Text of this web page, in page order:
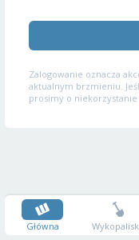
Zalogowanie oznacza
aktualnym brzmieniu.
prosimy o niekorzystanie
Główna